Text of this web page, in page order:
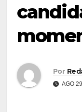
Por
AGO